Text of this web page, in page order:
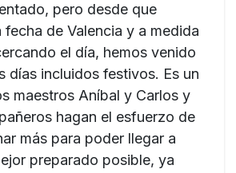
pero desde que
de Valencia y a medida
el día, hemos venido
días incluidos festivos. Es un
maestros Aníbal y Carlos y
hagan el esfuerzo de
más para poder llegar a
preparado posible, ya